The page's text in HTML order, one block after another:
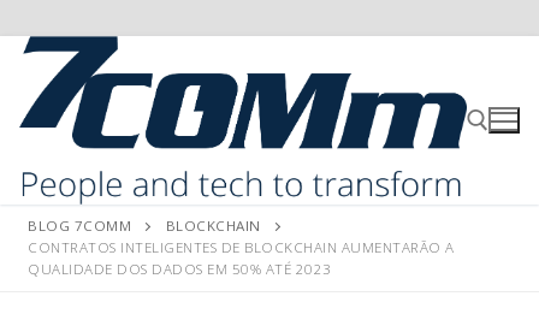
BLOG 7COMM
BLOCKCHAIN
CONTRATOS INTELIGENTES DE BLOCKCHAIN AUMENTARÃO A
QUALIDADE DOS DADOS EM 50% ATÉ 2023